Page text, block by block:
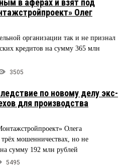
в аферах и взят под
Олег
организации так и не признал
кредитов на сумму 365 млн
3505
по новому делу экс-
для производства
Олега
мошенничествах, но не
сумму 192 млн рублей
5495